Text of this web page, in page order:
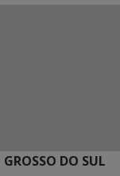
DO SUL